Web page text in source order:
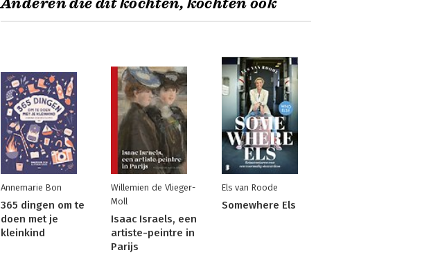
Annemarie Bon
365 dingen om te
doen met je
kleinkind
Willemien de Vlieger-
Moll
Isaac Israels, een
artiste-peintre in
Parijs
Els van Roode
Somewhere Els